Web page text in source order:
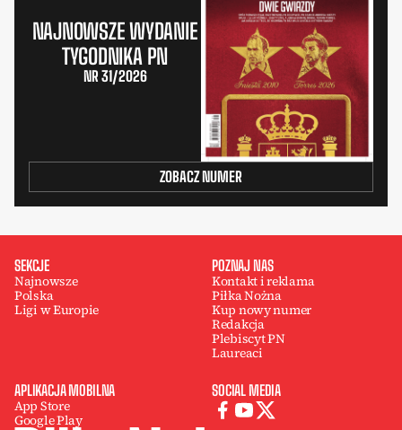
NAJNOWSZE WYDANIE
TYGODNIKA PN
NR 31/2026
ZOBACZ NUMER
SEKCJE
Najnowsze
Polska
Ligi w Europie
POZNAJ NAS
Kontakt i reklama
Piłka Nożna
Kup nowy numer
Redakcja
Plebiscyt PN
Laureaci
APLIKACJA MOBILNA
App Store
Google Play
SOCIAL MEDIA